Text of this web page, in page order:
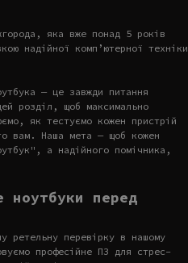
яка вже понад 5 років
надійної комп’ютерної техніки
— це завжди питання
розділ, щоб максимально
як тестуємо кожен пристрій
вам. Наша мета — щоб кожен
а надійного помічника,
ноутбуки перед
ретельну перевірку в нашому
професійне ПЗ для стрес-